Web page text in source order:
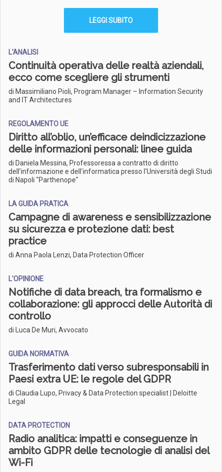
LEGGI SUBITO
L'ANALISI
Continuità operativa delle realtà aziendali,
ecco come scegliere gli strumenti
di Massimiliano Pioli, Program Manager – Information Security
and IT Architectures
REGOLAMENTO UE
Diritto all’oblio, un’efficace deindicizzazione
delle informazioni personali: linee guida
di Daniela Messina, Professoressa a contratto di diritto
dell'informazione e dell'informatica presso l'Università degli Studi
di Napoli "Parthenope"
LA GUIDA PRATICA
Campagne di awareness e sensibilizzazione
su sicurezza e protezione dati: best
practice
di Anna Paola Lenzi, Data Protection Officer
L'OPINIONE
Notifiche di data breach, tra formalismo e
collaborazione: gli approcci delle Autorità di
controllo
di Luca De Muri, Avvocato
GUIDA NORMATIVA
Trasferimento dati verso subresponsabili in
Paesi extra UE: le regole del GDPR
di Claudia Lupo, Privacy & Data Protection specialist | Deloitte
Legal
DATA PROTECTION
Radio analitica: impatti e conseguenze in
ambito GDPR delle tecnologie di analisi del
Wi-Fi